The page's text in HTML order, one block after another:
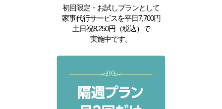
初回限定・お試しプランとして
家事代行サービスを平日7,700円
土日祝8,250円（税込）で
実施中です。